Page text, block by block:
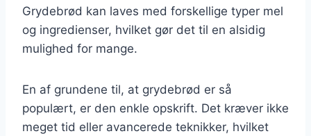
Grydebrød kan laves med forskellige typer mel
og ingredienser, hvilket gør det til en alsidig
mulighed for mange.
En af grundene til, at grydebrød er så
populært, er den enkle opskrift. Det kræver ikke
meget tid eller avancerede teknikker, hvilket